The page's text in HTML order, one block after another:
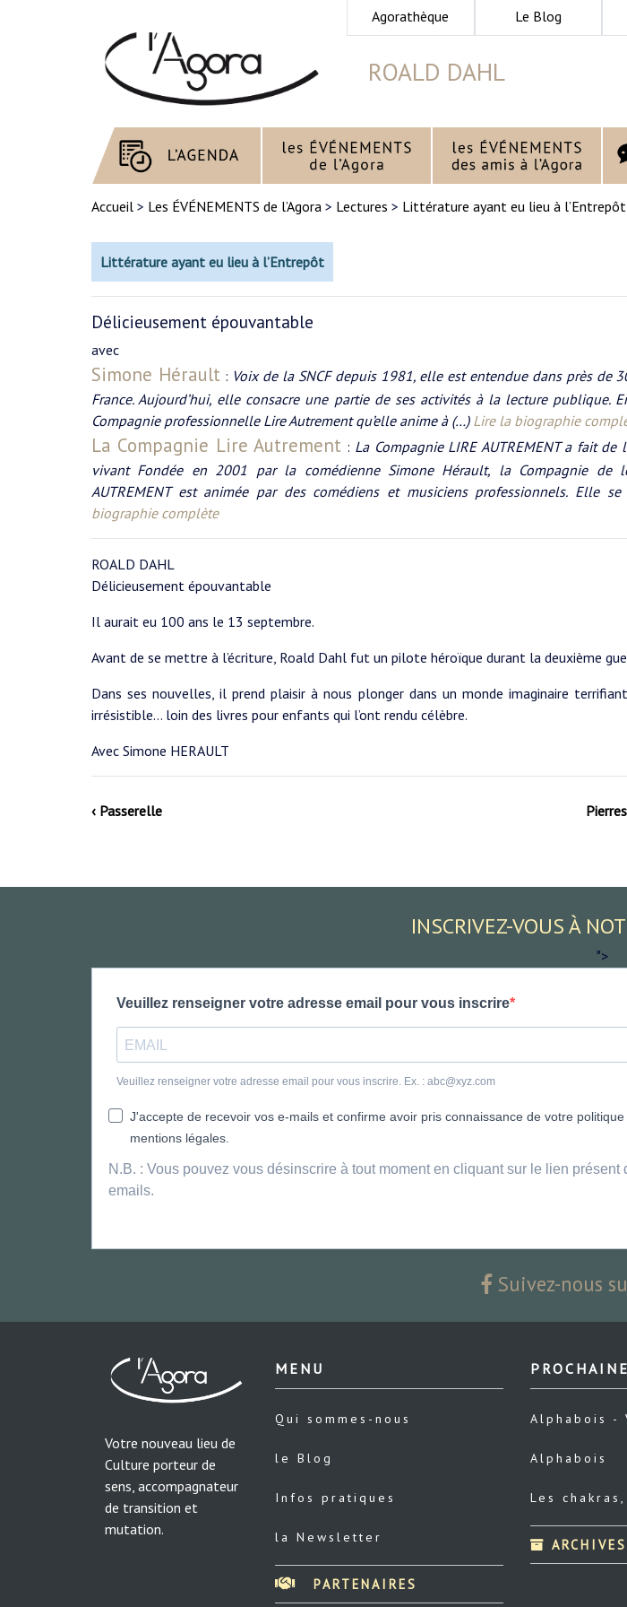
Agorathèque Le Blog
ROALD DAHL
Accueil > Les ÉVÉNEMENTS de l’Agora > Lectures > Littérature ayant eu lieu à l’Entrepôt
Littérature ayant eu lieu à l’Entrepôt
Délicieusement épouvantable
avec
Simone Hérault: Voix de la SNCF depuis 1981, elle est entendue dans près de
France. Aujourd’hui, elle consacre une partie de ses activités à la lecture publique.
Compagnie professionnelle Lire Autrement qu’elle anime à (…) Lire la biographie
La Compagnie Lire Autrement : La Compagnie LIRE AUTREMENT a fait
vivant Fondée en 2001 par la comédienne Simone Hérault, la Compagnie de
AUTREMENT est animée par des comédiens et musiciens professionnels. Elle
biographie complète
ROALD DAHL
Délicieusement épouvantable
Il aurait eu 100 ans le 13 septembre.
Avant de se mettre à l’écriture, Roald Dahl fut un pilote héroïque durant la deuxième
Dans ses nouvelles, il prend plaisir à nous plonger dans un monde imaginaire
irrésistible… loin des livres pour enfants qui l’ont rendu célèbre.
Avec Simone HERAULT
‹ Passerelle
INSCRIVEZ-VOUS À
">
Veuillez renseigner votre adresse email pour vous inscrire
Veuillez renseigner votre adresse email pour vous inscrire. Ex. : abc@xyz.com
J'accepte de recevoir vos e-mails et confirme avoir pris connaissance de votre
mentions légales.
N.B. : Vous pouvez vous désinscrire à tout moment en cliquant sur le lien présent
emails.
Suivez-nous
Votre nouveau lieu de
Culture porteur de
sens, accompagnateur
de transition et
mutation.
MENU
Qui sommes-nous
le Blog
Infos pratiques
la Newsletter
PARTENAIRES
Alphabois -
Alphabois
Les
ARCHIVES